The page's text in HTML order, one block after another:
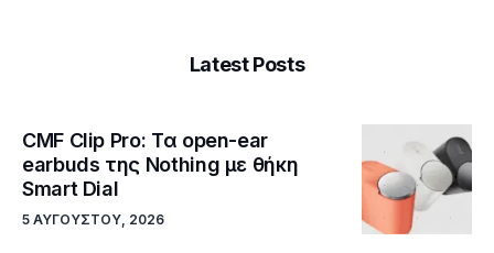
Latest Posts
CMF Clip Pro: Τα open-ear
earbuds της Nothing με θήκη
Smart Dial
5 ΑΥΓΟΎΣΤΟΥ, 2026